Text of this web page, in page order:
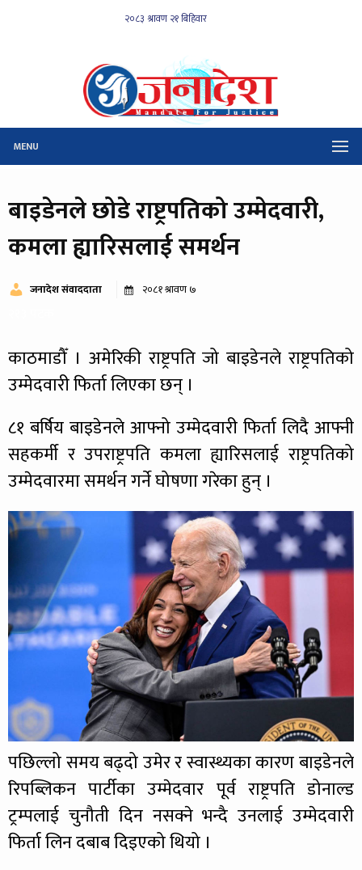
MENU
बाइडेनले छोडे राष्ट्रपतिको उम्मेदवारी,
कमला ह्यारिसलाई समर्थन
जनादेश संवाददाता २०८१ श्रावण ७
काठमाडौँ । अमेरिकी राष्ट्रपति जो बाइडेनले राष्ट्रपतिको
उम्मेदवारी फिर्ता लिएका छन् ।
८१ बर्षिय बाइडेनले आफ्नो उम्मेदवारी फिर्ता लिदै आफ्नी
सहकर्मी र उपराष्ट्रपति कमला ह्यारिसलाई राष्ट्रपतिको
उम्मेदवारमा समर्थन गर्ने घोषणा गरेका हुन् ।
पछिल्लो समय बढ्दो उमेर र स्वास्थ्यका कारण बाइडेनले
रिपब्लिकन पार्टीका उम्मेदवार पूर्व राष्ट्रपति डोनाल्ड
ट्रम्पलाई चुनौती दिन नसक्ने भन्दै उनलाई उम्मेदवारी
फिर्ता लिन दबाब दिइएको थियो ।